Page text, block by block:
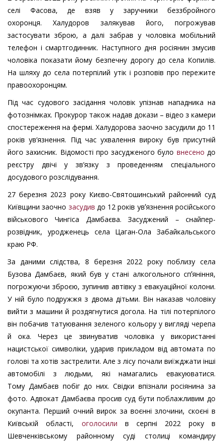
селі Фасова, де взяв у заручники беззбройного
охоронця. Халудоров залякував його, погрожував
застосувати зброю, а далі забрав у чоловіка мобільний
телефон і смартгодинник. Наступного дня росіянин змусив
чоловіка показати йому безпечну дорогу до села Копилів.
На шляху до села потерпілий утік і розповів про пережите
правоохоронцям.
Під час судового засідання чоловік упізнав нападника на
фотознімках. Прокурор також надав докази – відео з камери
спостереження на фермі. Халудорова заочно засудили до 11
років ув’язнення. Під час ухвалення вироку був присутній
його захисник. Відомості про засудженого було внесено до
реєстру двічі у зв’язку з проведенням спеціального
досудового розслідування.
27 березня 2023 року Києво-Святошинський районний суд
Київщини заочно засудив до 12 років увʼязнення російського
військового Чингіса Дамбаєва. Засуджений – снайпер-
розвідник, уродженець села Цаган-Ола Забайкальського
краю РФ.
За даними слідства, 8 березня 2022 року поблизу села
Бузова Дамбаєв, який був у стані алкогольного спʼяніння,
погрожуючи зброєю, зупинив автівку з евакуаційної колони.
У ній було подружжя з двома дітьми. Він наказав чоловіку
вийти з машини й роздягнутися догола. На тілі потерпілого
він побачив татуювання зеленого кольору у вигляді черепа
й ока. Через це звинуватив чоловіка у використанні
нацистської символіки, ударив прикладом від автомата по
голові та хотів застрелити. Але з лісу почали виїжджати інші
автомобілі з людьми, які намагались евакуюватися.
Тому Дамбаєв побіг до них. Свідки впізнали росіянина за
фото. Адвокат Дамбаєва просив суд бути поблажливим до
окупанта. Перший очний вирок за воєнні злочини, скоєні в
Київській області, оголосили в серпні 2022 року в
Шевченківському районному суді столиці командиру